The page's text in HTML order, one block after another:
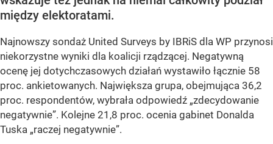
między elektoratami.
Najnowszy sondaż United Surveys by IBRiS dla WP przynosi
niekorzystne wyniki dla koalicji rządzącej. Negatywną
ocenę jej dotychczasowych działań wystawiło łącznie 58
proc. ankietowanych. Największa grupa, obejmująca 36,2
proc. respondentów, wybrała odpowiedź „zdecydowanie
negatywnie”. Kolejne 21,8 proc. ocenia gabinet Donalda
Tuska „raczej negatywnie”.